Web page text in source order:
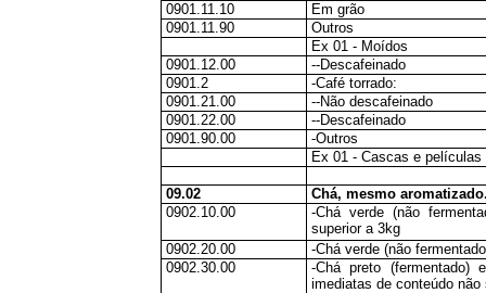
0901.11.10
Em grão
0901.11.90
Outros
Ex 01 - Moídos
0901.12.00
--Descafeinado
0901.2
-Café torrado:
0901.21.00
--Não descafeinado
0901.22.00
--Descafeinado
0901.90.00
-Outros
Ex 01 - Cascas e películas
09.02
Chá, mesmo
0902.10.00
-Chá verde (não
superior a 3kg
0902.20.00
-Chá verde (não
0902.30.00
-Chá preto (fermentado)
imediatas de conteúdo não